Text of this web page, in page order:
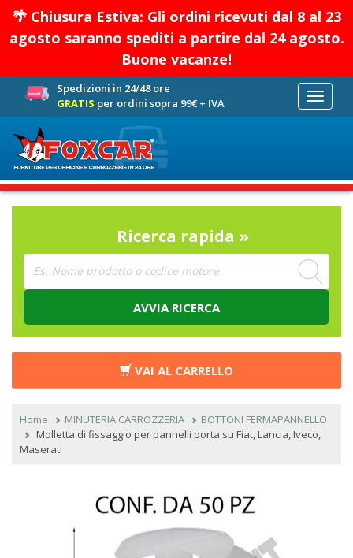
🌴 Chiusura Estiva: Gli ordini ricevuti dal 8 al 23
agosto saranno spediti a partire dal 24 agosto.
Buone vacanze!
Spedizioni in 24/48 ore
GRATIS per ordini sopra 99€ + IVA
Toggle
Ricerca rapida »
AVVIA RICERCA
VAI AL CARRELLO
Home MINUTERIA CARROZZERIA
BOTTONI FERMAPANNELLO
Molletta di fissaggio per pannelli porta su Fiat, Lancia, Iveco,
Maserati